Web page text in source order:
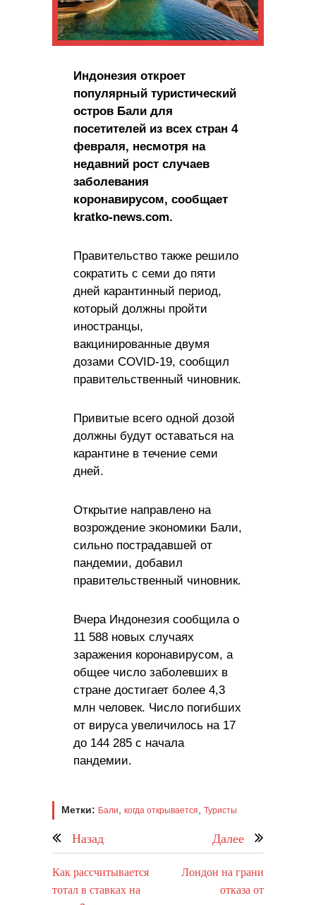
Индонезия откроет
популярный туристический
остров Бали для
посетителей из всех стран 4
февраля, несмотря на
недавний рост случаев
заболевания
коронавирусом, сообщает
kratko-news.com.
Правительство также решило
сократить с семи до пяти
дней карантинный период,
который должны пройти
иностранцы,
вакцинированные двумя
дозами COVID-19, сообщил
правительственный чиновник.
Привитые всего одной дозой
должны будут оставаться на
карантине в течение семи
дней.
Открытие направлено на
возрождение экономики Бали,
сильно пострадавшей от
пандемии, добавил
правительственный чиновник.
Вчера Индонезия сообщила о
11 588 новых случаях
заражения коронавирусом, а
общее число заболевших в
стране достигает более 4,3
млн человек. Число погибших
от вируса увеличилось на 17
до 144 285 с начала
пандемии.
Метки: Бали когда открывается Туристы
Назад Далее
Как рассчитывается
тотал в ставках на
Лондон на грани
отказа от